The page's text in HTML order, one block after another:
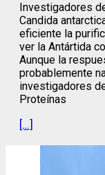
Investigadores
Candida
eficiente la
ver la Antártida
Aunque la
probablemente
investigadores
Proteínas
[…]